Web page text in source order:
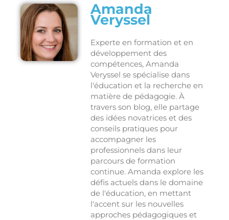
Amanda
Veryssel
Experte en formation et en
développement des
compétences, Amanda
Veryssel se spécialise dans
l'éducation et la recherche en
matière de pédagogie. À
travers son blog, elle partage
des idées novatrices et des
conseils pratiques pour
accompagner les
professionnels dans leur
parcours de formation
continue. Amanda explore les
défis actuels dans le domaine
de l'éducation, en mettant
l'accent sur les nouvelles
approches pédagogiques et